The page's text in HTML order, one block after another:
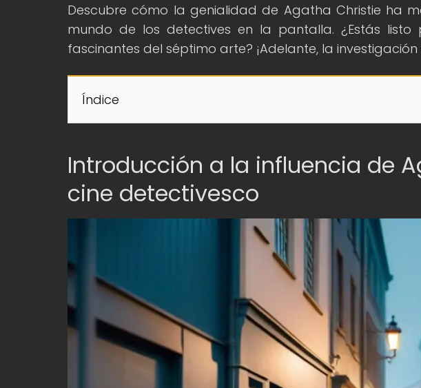
Descubre cómo la genialidad de Agatha Christie ha
mundo de los detectives en la pantalla. ¿Estás
fascinantes del séptimo arte? ¡Adelante, la
Índice
Introducción a la influencia de
cine detectivesco